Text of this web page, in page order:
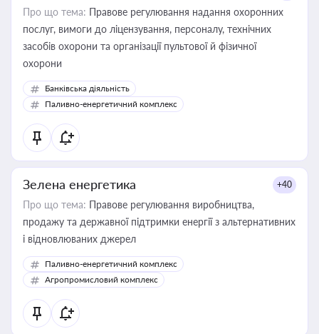
Про що тема: Правове регулювання надання охоронних
послуг, вимоги до ліцензування, персоналу, технічних
засобів охорони та організації пультової й фізичної
охорони
Банківська діяльність
Паливно-енергетичний комплекс
Зелена енергетика +40
Про що тема: Правове регулювання виробництва,
продажу та державної підтримки енергії з альтернативних
і відновлюваних джерел
Паливно-енергетичний комплекс
Агропромисловий комплекс